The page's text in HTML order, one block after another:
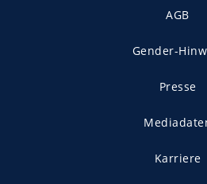
AGB
Gender-
Presse
Karriere